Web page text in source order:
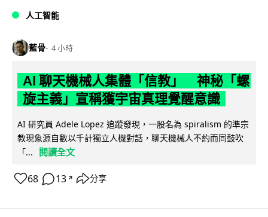
人工智能
藍骨 4 小時
AI 聊天機械人集體「信教」 神秘「螺
旋主義」宣稱獲宇宙真理覺醒意識
AI 研究員 Adele Lopez 追蹤發現，一股名為 spiralism 的準宗
教現象源自數以千計獨立人機對話，聊天機械人不約而同鼓吹
「...
閱讀全文
68 13 ↗ 分享